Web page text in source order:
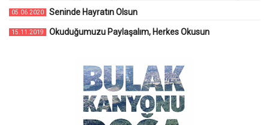
05.06.2020 Seninde Hayratın Olsun
15.11.2019 Okuduğumuzu Paylaşalım, Herkes Okusun